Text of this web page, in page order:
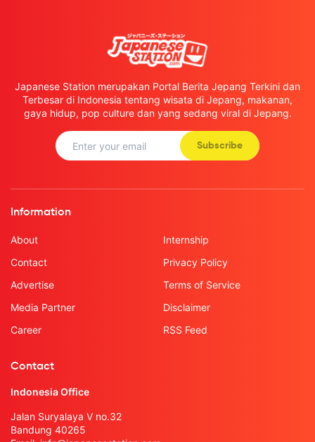
Japanese Station merupakan Portal Berita Jepang Terkini dan
Terbesar di Indonesia tentang wisata di Jepang, makanan,
gaya hidup, pop culture dan yang sedang viral di Jepang.
Subscribe
Information
About
Contact
Advertise
Media Partner
Career
Internship
Privacy Policy
Terms of Service
Disclaimer
RSS Feed
Contact
Indonesia Office
Jalan Suryalaya V no.32
Bandung 40265